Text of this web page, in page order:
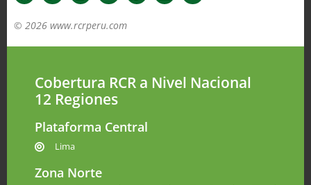
© 2026 www.rcrperu.com
Cobertura RCR a Nivel Nacional
12 Regiones
Plataforma Central
Lima
Zona Norte